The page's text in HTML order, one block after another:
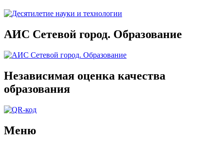
АИС Сетевой город. Образование
Независимая оценка качества
образования
Меню